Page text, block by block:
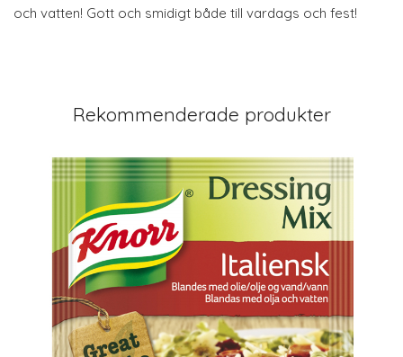
och vatten! Gott och smidigt både till vardags och fest!
Rekommenderade produkter